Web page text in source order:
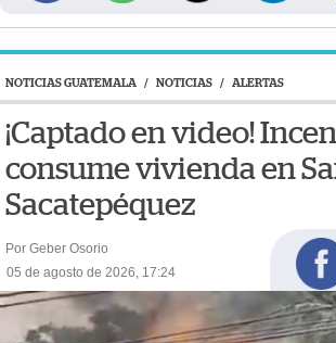
NOTICIAS GUATEMALA / NOTICIAS / ALERTAS
¡Captado en video!
consume vivienda en
Sacatepéquez
Por Geber Osorio
05 de agosto de 2026, 17:24